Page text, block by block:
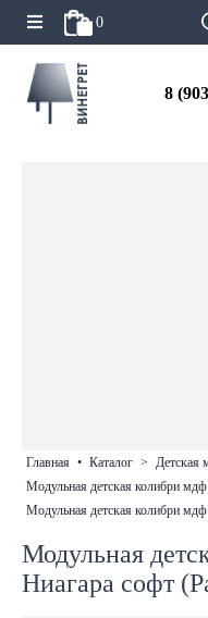
0
8
главная • каталог > детская
модульная детская колибри
модульная детская колибри
Модульная
Ниагара софт